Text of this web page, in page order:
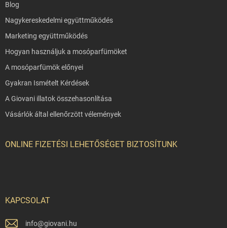
Blog
Nagykereskedelmi együttműködés
Marketing együttműködés
Hogyan használjuk a mosóparfümöket
A mosóparfümök előnyei
Gyakran Ismételt Kérdések
A Giovani illatok összehasonlítása
Vásárlók által ellenőrzött vélemények
ONLINE FIZETÉSI LEHETŐSÉGET BIZTOSÍTUNK
KAPCSOLAT
info@giovani.hu